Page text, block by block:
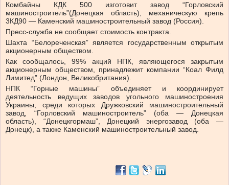
Комбайны КДК 500 изготовит завод “Горловский
машиностроитель”(Донецкая область), механическую крепь
3КД90 — Каменский машиностроительный завод (Россия).
Пресс-служба не сообщает стоимость контракта.
Шахта “Белореченская” является государственным открытым
акционерным обществом.
Как сообщалось, 99% акций НПК, являющегося закрытым
акционерным обществом, принадлежит компании “Коал Филд
Лимитед” (Лондон, Великобритания).
НПК “Горные машины” объединяет и координирует
деятельность ведущих заводов угольного машиностроения
Украины, среди которых Дружковский машиностроительный
завод, “Горловский машиностроитель” (оба — Донецкая
область), “Донецкгормаш”, Донецкий энергозавод (оба —
Донецк), а также Каменский машиностроительный завод.